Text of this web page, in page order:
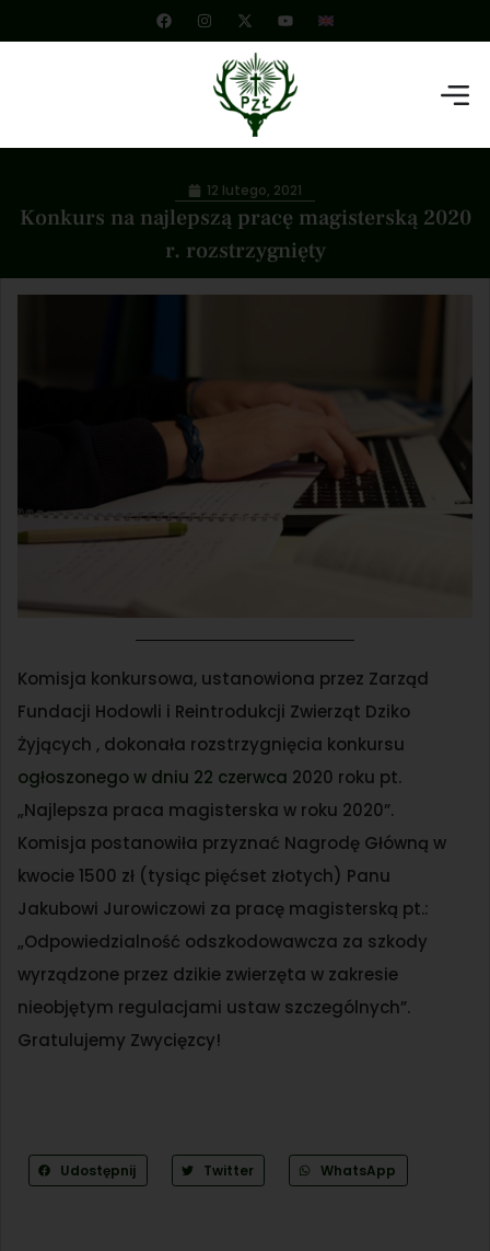
Konkurs na najlepszą pracę magisterską 2020
r. rozstrzygnięty
12 lutego, 2021
Komisja konkursowa, ustanowiona przez Zarząd
Fundacji Hodowli i Reintrodukcji Zwierząt Dziko
Żyjących , dokonała rozstrzygnięcia konkursu
ogłoszonego w dniu 22 czerwca 2020 roku pt.
„Najlepsza praca magisterska w roku 2020”.
Komisja postanowiła przyznać Nagrodę Główną w
kwocie 1500 zł (tysiąc pięćset złotych) Panu
Jakubowi Jurowiczowi za pracę magisterską pt.:
„Odpowiedzialność odszkodowawcza za szkody
wyrządzone przez dzikie zwierzęta w zakresie
nieobjętym regulacjami ustaw szczególnych”.
Gratulujemy Zwycięzcy!
Udostępnij Twitter WhatsApp